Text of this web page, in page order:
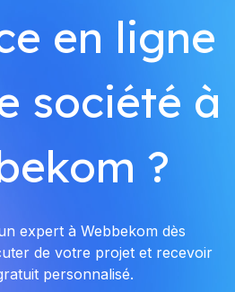
en ligne
société à
?
expert à Webbekom dès
de votre projet et recevoir
personnalisé.